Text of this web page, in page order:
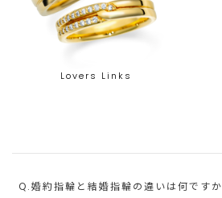
Lovers Links
Q.婚約指輪と結婚指輪の違いは何ですか